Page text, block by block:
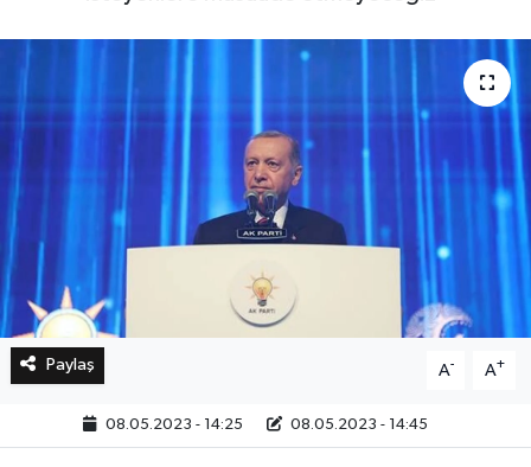
Paylaş A- A+
08.05.2023 - 14:25 08.05.2023 - 14:45
Bilim, Teknoloji